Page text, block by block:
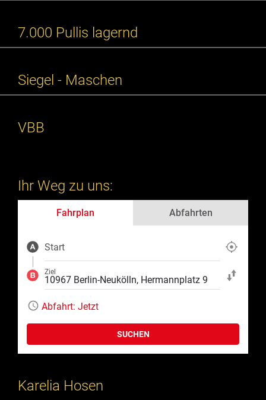
7.000 Pullis lagernd
Siegel - Maschen
VBB
Ihr Weg zu uns:
Fahrplan Abfahrten
Start
Ziel
Start und Ziel
Abfahrt: Jetzt
SUCHEN
Karelia Hosen